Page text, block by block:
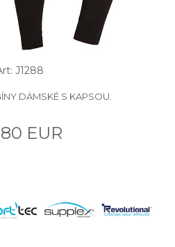
J1288
DÁMSKÉ S KAPSOU.
EUR